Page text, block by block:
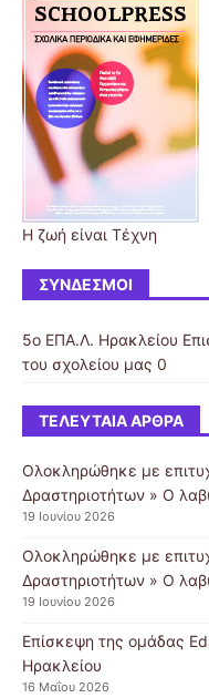
Η ζωή είναι Τέχνη
ΣΎΝΔΕΣΜΟΙ
5ο ΕΠΑ.Λ. Ηρακλείου
του σχολείου μας 0
ΤΕΛΕΥΤΑΊΑ ΆΡΘΡΑ
Ολοκληρώθηκε με
Δραστηριοτήτων » Ο
19 Ιουνίου 2026
Ολοκληρώθηκε με
Δραστηριοτήτων » Ο
19 Ιουνίου 2026
Επίσκεψη της ομάδας
Ηρακλείου
16 Μαΐου 2026